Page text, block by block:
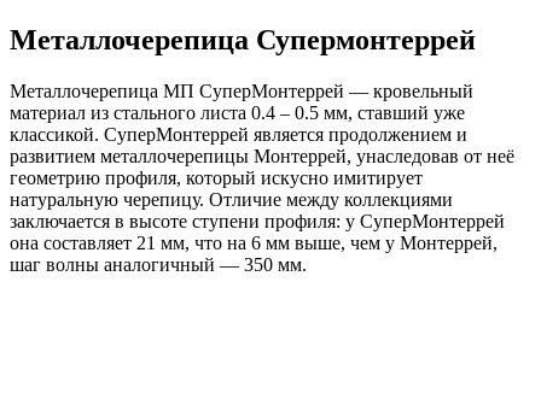
Металлочерепица Супермонтеррей
Металлочерепица МП СуперМонтеррей — кровельный
материал из стального листа 0.4 – 0.5 мм, ставший уже
классикой. СуперМонтеррей является продолжением и
развитием металлочерепицы Монтеррей, унаследовав от неё
геометрию профиля, который искусно имитирует
натуральную черепицу. Отличие между коллекциями
заключается в высоте ступени профиля: у СуперМонтеррей
она составляет 21 мм, что на 6 мм выше, чем у Монтеррей,
шаг волны аналогичный — 350 мм.